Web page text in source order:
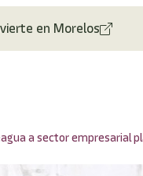
en Morelos
a sector empresarial